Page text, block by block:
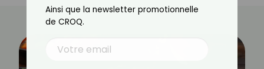
Ainsi que la newsletter promotionnelle
de CROQ.